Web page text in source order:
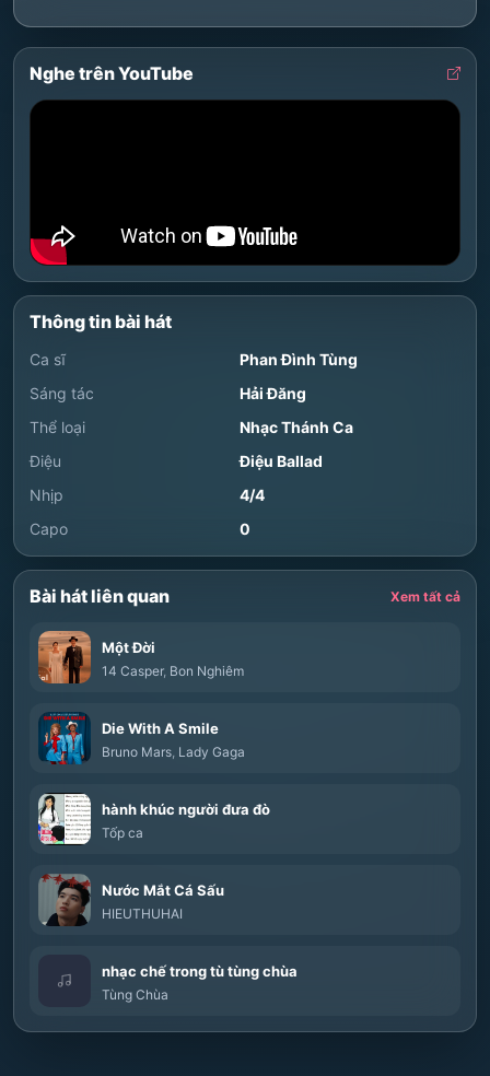
Nghe trên YouTube
Thông tin bài hát
Ca sĩ
Phan Đình Tùng
Sáng tác
Hải Đăng
Thể loại
Nhạc Thánh Ca
Điệu
Điệu Ballad
Nhịp
4/4
Capo
0
Bài hát liên quan Xem tất cả
Một Đời
14 Casper, Bon Nghiêm
Die With A Smile
Bruno Mars, Lady Gaga
hành khúc người đưa đò
Tốp ca
Nước Mắt Cá Sấu
HIEUTHUHAI
nhạc chế trong tù tùng chùa
Tùng Chùa